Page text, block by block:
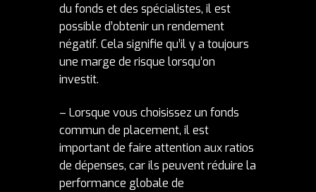
du fonds et des spécialistes, il est
possible d’obtenir un rendement
négatif. Cela signifie qu’il y a toujours
une marge de risque lorsqu’on
investit.
– Lorsque vous choisissez un fonds
commun de placement, il est
important de faire attention aux ratios
de dépenses, car ils peuvent réduire la
performance globale de